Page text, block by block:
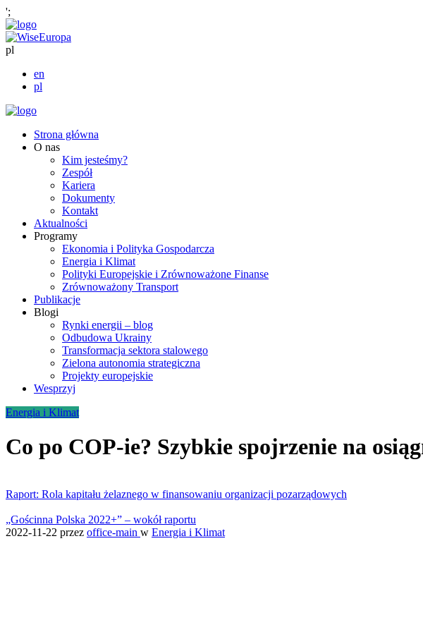
';
pl
en
pl
Strona główna
O nas
Kim jesteśmy?
Zespół
Kariera
Dokumenty
Kontakt
Aktualności
Programy
Ekonomia i Polityka Gospodarcza
Energia i Klimat
Polityki Europejskie i Zrównoważone Finanse
Zrównoważony Transport
Publikacje
Blogi
Rynki energii – blog
Odbudowa Ukrainy
Transformacja sektora stalowego
Zielona autonomia strategiczna
Projekty europejskie
Wesprzyj
Energia i Klimat
Co po COP-ie? Szybkie spojrzenie na
Raport: Rola kapitału żelaznego w finansowaniu organizacji pozarządowych
„Gościnna Polska 2022+” – wokół raportu
2022-11-22 przez office-main w Energia i Klimat